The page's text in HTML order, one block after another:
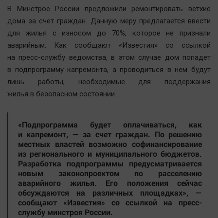
Наша победа
Общество
Политика
Экономика
Происшествия
Культура
Мнения
Спорт
Технологии
Отраслевые темы
Hедвижимость
Образование
В Минстрое России предложили ремонтировать ветхие
дома за счет граждан. Данную меру предлагается ввести
для жилья с износом до 70%, которое не признали
аварийным. Как сообщают «Известия» со ссылкой
на пресс-службу ведомства, в этом случае дом попадет
в подпрограмму капремонта, а проводиться в нем будут
лишь работы, необходимые для поддержания
жилья в безопасном состоянии.
«Подпрограмма будет оплачиваться, как
и капремонт, — за счет граждан. По решению
местных властей возможно софинансирование
из регионального и муниципального бюджетов.
Разработка подпрограммы предусматривается
новым законопроектом по расселению
аварийного жилья. Его положения сейчас
обсуждаются на различных площадках», —
сообщают «Известия» со ссылкой на пресс-
службу минстроя России.